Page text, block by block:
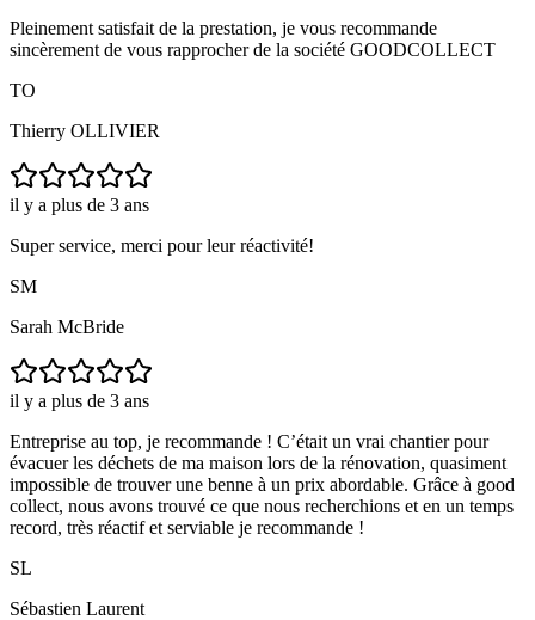
Pleinement satisfait de la prestation, je vous recommande
sincèrement de vous rapprocher de la société GOODCOLLECT
TO
Thierry OLLIVIER
il y a plus de 3 ans
Super service, merci pour leur réactivité!
SM
Sarah McBride
il y a plus de 3 ans
Entreprise au top, je recommande ! C’était un vrai chantier pour
évacuer les déchets de ma maison lors de la rénovation, quasiment
impossible de trouver une benne à un prix abordable. Grâce à good
collect, nous avons trouvé ce que nous recherchions et en un temps
record, très réactif et serviable je recommande !
SL
Sébastien Laurent